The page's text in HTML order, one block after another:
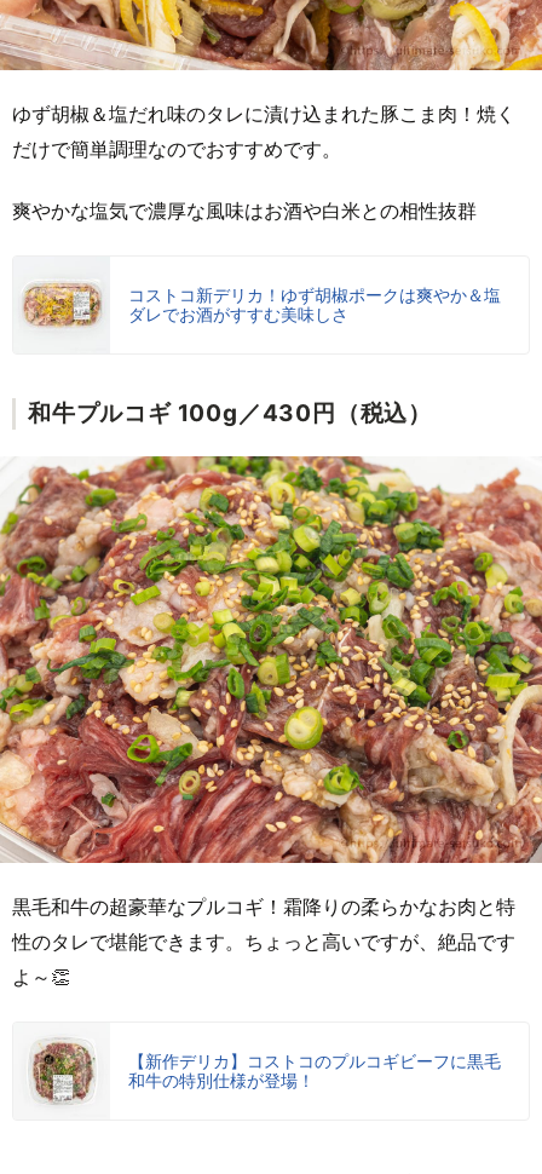
ゆず胡椒＆塩だれ味のタレに漬け込まれた豚こま肉！焼く
だけで簡単調理なのでおすすめです。
爽やかな塩気で濃厚な風味はお酒や白米との相性抜群
コストコ新デリカ！ゆず胡椒ポークは爽やか＆塩
ダレでお酒がすすむ美味しさ
和牛プルコギ 100g／430円（税込）
黒毛和牛の超豪華なプルコギ！霜降りの柔らかなお肉と特
性のタレで堪能できます。ちょっと高いですが、絶品です
よ～👏
【新作デリカ】コストコのプルコギビーフに黒毛
和牛の特別仕様が登場！